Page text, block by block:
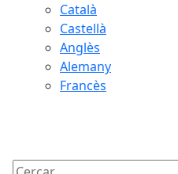
Català
Castellà
Anglès
Alemany
Francès